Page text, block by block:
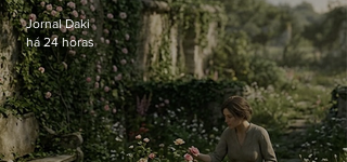
Jornal Daki
há 24 horas